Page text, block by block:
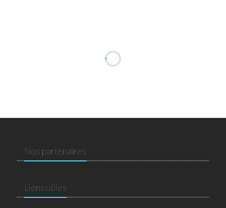
Nos partenaires
Liens utiles